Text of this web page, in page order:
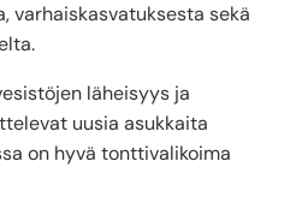
varhaiskasvatuksesta sekä
läheisyys ja
uusia asukkaita
on hyvä tonttivalikoima